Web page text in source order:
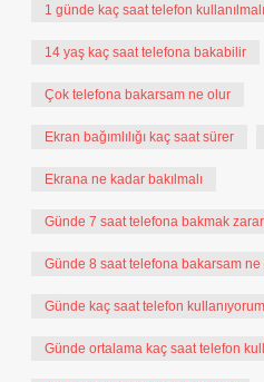
1 günde kaç saat telefon kullanılmalı
14 yaş kaç saat telefona bakabilir
Çok telefona bakarsam ne olur
Ekran bağımlılığı kaç saat sürer
Ekrana ne kadar bakılmalı
Günde 7 saat telefona bakmak
Günde 8 saat telefona bakarsam ne
Günde kaç saat telefon kullanıyorum
Günde ortalama kaç saat telefon